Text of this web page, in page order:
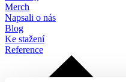
Merch
Napsali o nás
Blog
Ke stažení
Reference